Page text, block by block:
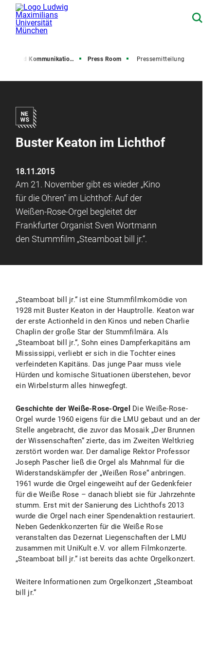
und Kommunikation (PuK) Press Room Pressemitteilung
Buster Keaton im Lichthof
18.11.2015
Am 21. November gibt es wieder „Kino
für die Ohren“ im Lichthof: Auf der
Weißen-Rose-Orgel begleitet der
Frankfurter Organist Sven Wortmann
den Stummfilm „Steamboat bill jr.“.
„Steamboat bill jr.“ ist eine Stummfilmkomödie von
1928 mit Buster Keaton in der Hauptrolle. Keaton war
der erste Actionheld in den Kinos und neben Charlie
Chaplin der große Star der Stummfilmära. Als
„Steamboat bill jr.“, Sohn eines Dampferkapitäns am
Mississippi, verliebt er sich in die Tochter eines
verfeindeten Kapitäns. Das junge Paar muss viele
Hürden und komische Situationen überstehen, bevor
ein Wirbelsturm alles hinwegfegt.
Geschichte der Weiße-Rose-Orgel Die Weiße-Rose-
Orgel wurde 1960 eigens für die LMU gebaut und an der
Stelle angebracht, die zuvor das Mosaik „Der Brunnen
der Wissenschaften“ zierte, das im Zweiten Weltkrieg
zerstört worden war. Der damalige Rektor Professor
Joseph Pascher ließ die Orgel als Mahnmal für die
Widerstandskämpfer der „Weißen Rose“ anbringen.
1961 wurde die Orgel eingeweiht auf der Gedenkfeier
für die Weiße Rose – danach bliebt sie für Jahrzehnte
stumm. Erst mit der Sanierung des Lichthofs 2013
wurde die Orgel nach einer Spendenaktion restauriert.
Neben Gedenkkonzerten für die Weiße Rose
veranstalten das Dezernat Liegenschaften der LMU
zusammen mit UniKult e.V. vor allem Filmkonzerte.
„Steamboat bill jr.“ ist bereits das achte Orgelkonzert.
Weitere Informationen zum Orgelkonzert „Steamboat
bill jr.“